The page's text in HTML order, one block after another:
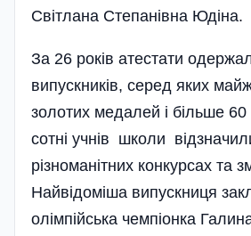
Світлана Степанівна Юдіна.
За 26 років атестати
випускників, серед яких
золотих медалей і більше
сотні учнів школи
різноманітних конкурсах та
Найвідоміша випускниця
олімпійська чемпіонка